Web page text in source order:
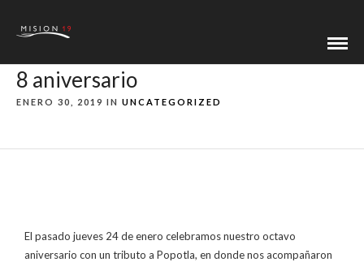
8 aniversario
ENERO 30, 2019 IN UNCATEGORIZED
El pasado jueves 24 de enero celebramos nuestro octavo
aniversario con un tributo a Popotla, en donde nos acompañaron